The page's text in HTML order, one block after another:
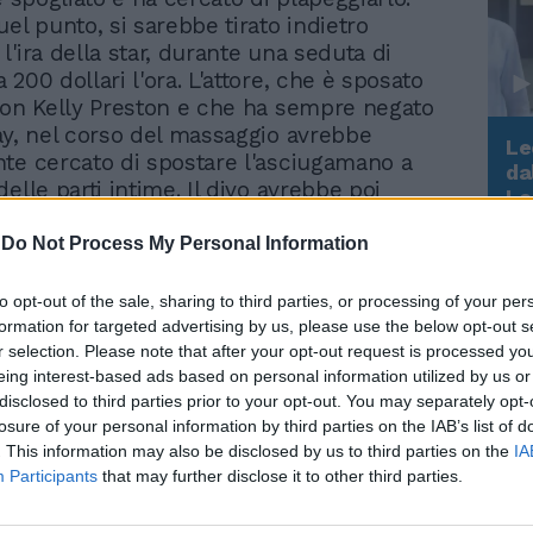
Do Not Process My Personal Information
opt-out of the sale, sharing to third parties, or processing of your
for targeted advertising by us, please use the below opt-out
selection. Please note that after your opt-out request is processed
interest-based ads based on personal information utilized by us
to third parties prior to your opt-out. You may separately
of your personal information by third parties on the IAB’s list of
This information may also be disclosed by us to third parties on the
Participants that may further disclose it to other third parties.
punto, si sarebbe tirato indietro
della star, durante una seduta di
200 dollari l'ora. L'attore, che è sposato
Kelly Preston e che ha sempre negato
nel corso del massaggio avrebbe
cercato di spostare l'asciugamano a
parti intime. Il divo avrebbe poi
la Corte del Distretto della
L'uomo ha infine raccontato che, nel
la star avrebbe sostenuto che
controllata da omosessuali che si
sessuali in cambio di parti nei film.
volta che star hollywoodiane cadono
degli scandali. Un mese fa Mel Gibson
la sua ex compagna Oksana Grigorieva
male con il suo sceneggiatore:
denaro per una piccola sudicia
Rudy Giuliani a Come States?
americana